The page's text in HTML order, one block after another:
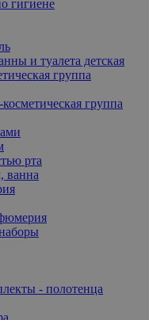
гигиене
и туалета детская
группа
группа
рта
ванна
- полотенца